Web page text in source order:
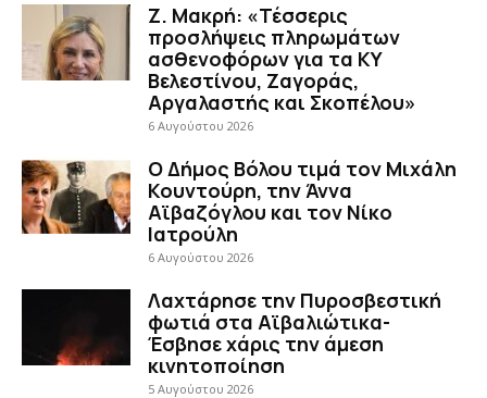
Ζ. Μακρή: «Τέσσερις
προσλήψεις πληρωμάτων
ασθενοφόρων για τα ΚΥ
Βελεστίνου, Ζαγοράς,
Αργαλαστής και Σκοπέλου»
6 Αυγούστου 2026
Ο Δήμος Βόλου τιμά τον Μιχάλη
Κουντούρη, την Άννα
Αϊβαζόγλου και τον Νίκο
Ιατρούλη
6 Αυγούστου 2026
Λαχτάρησε την Πυροσβεστική
φωτιά στα Αϊβαλιώτικα-
Έσβησε χάρις την άμεση
κινητοποίηση
5 Αυγούστου 2026